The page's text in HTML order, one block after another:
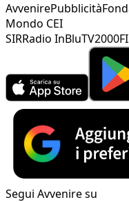
AvvenirePubblicità
Mondo CEI
SIRRadio InBluTV2000
Segui Avvenire su